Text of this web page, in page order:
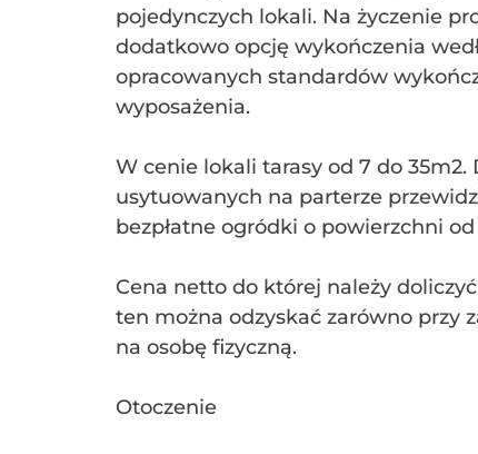
pojedynczych lokali. Na życzenie
dodatkowo opcję wykończenia
opracowanych standardów
wyposażenia.
W cenie lokali tarasy od 7 do
usytuowanych na parterze
bezpłatne ogródki o powierzchni od
Cena netto do której należy doliczyć
ten można odzyskać zarówno przy
na osobę fizyczną.
Otoczenie